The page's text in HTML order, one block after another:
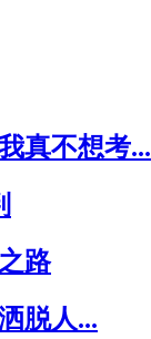
真不想考...
路
脱人...